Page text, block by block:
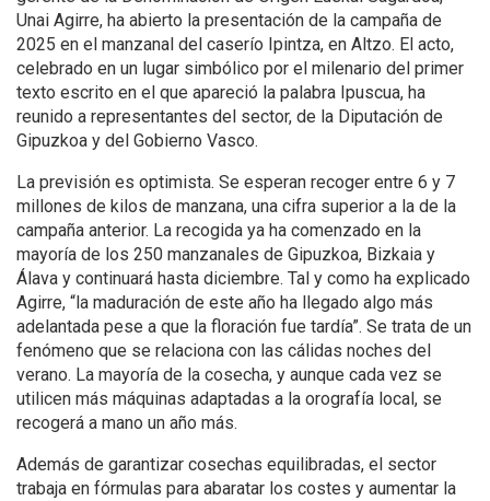
Unai Agirre, ha abierto la presentación de la campaña de
2025 en el manzanal del caserío Ipintza, en Altzo. El acto,
celebrado en un lugar simbólico por el milenario del primer
texto escrito en el que apareció la palabra Ipuscua, ha
reunido a representantes del sector, de la Diputación de
Gipuzkoa y del Gobierno Vasco.
La previsión es optimista. Se esperan recoger entre 6 y 7
millones de kilos de manzana, una cifra superior a la de la
campaña anterior. La recogida ya ha comenzado en la
mayoría de los 250 manzanales de Gipuzkoa, Bizkaia y
Álava y continuará hasta diciembre. Tal y como ha explicado
Agirre, “la maduración de este año ha llegado algo más
adelantada pese a que la floración fue tardía”. Se trata de un
fenómeno que se relaciona con las cálidas noches del
verano. La mayoría de la cosecha, y aunque cada vez se
utilicen más máquinas adaptadas a la orografía local, se
recogerá a mano un año más.
Además de garantizar cosechas equilibradas, el sector
trabaja en fórmulas para abaratar los costes y aumentar la